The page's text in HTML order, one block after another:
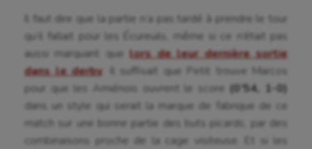
Il faut dire que la partie n’a pas tardé à prendre le tour
qu’il fallait pour les Écureuils, même si ce n’était pas
aussi marquant quelors de leur dernière sortie
dans le derby . Il suffisait que Petit trouve Marcos
pour que les Amiénois ouvrent le score (0’54, 1-0)
dans un style qui serait la marque de fabrique de ce
match sur une bonne partie des buts picards, par des
combinaisons proche de la cage visiteuse. Et si les